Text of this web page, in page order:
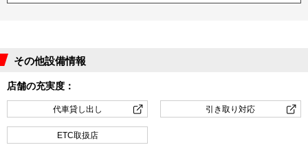
その他設備情報
店舗の充実度：
代車貸し出し 引き取り対応
ETC取扱店